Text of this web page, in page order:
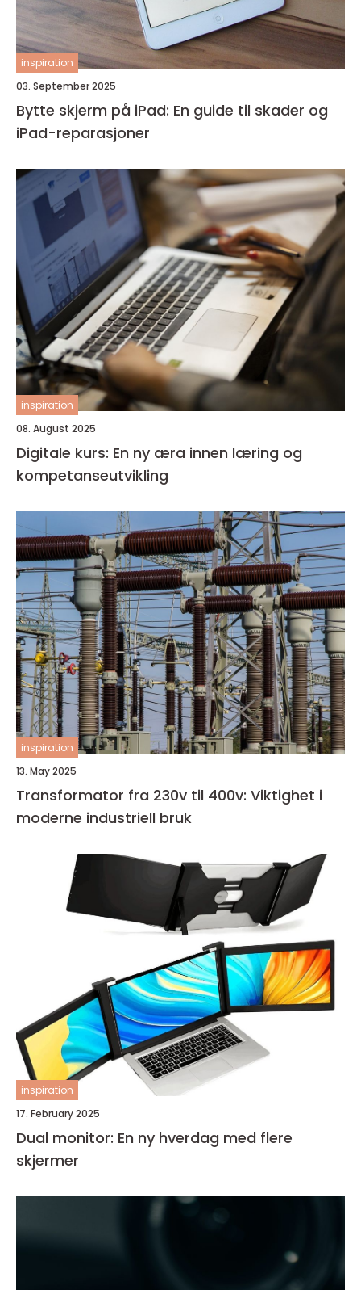
inspiration
03. September 2025
Bytte skjerm på iPad: En guide til skader og
iPad-reparasjoner
inspiration
08. August 2025
Digitale kurs: En ny æra innen læring og
kompetanseutvikling
inspiration
13. May 2025
Transformator fra 230v til 400v: Viktighet i
moderne industriell bruk
inspiration
17. February 2025
Dual monitor: En ny hverdag med flere
skjermer